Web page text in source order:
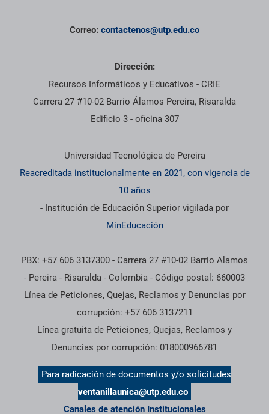
Correo: contactenos@utp.edu.co
Dirección:
Recursos Informáticos y Educativos - CRIE
Carrera 27 #10-02 Barrio Álamos Pereira, Risaralda
Edificio 3 - oficina 307
Información institucional
Universidad Tecnológica de Pereira
Reacreditada institucionalmente en 2021, con vigencia de
10 años
- Institución de Educación Superior vigilada por
MinEducación
PBX: +57 606 3137300 - Carrera 27 #10-02 Barrio Alamos
- Pereira - Risaralda - Colombia - Código postal: 660003
Línea de Peticiones, Quejas, Reclamos y Denuncias por
corrupción: +57 606 3137211
Línea gratuita de Peticiones, Quejas, Reclamos y
Denuncias por corrupción: 018000966781
Para radicación de documentos y/o solicitudes
ventanillaunica@utp.edu.co
Canales de atención Institucionales